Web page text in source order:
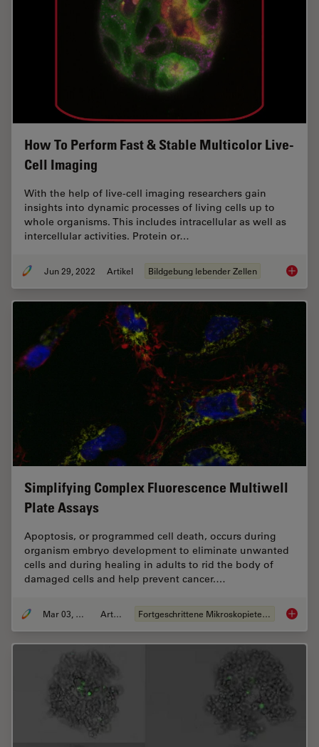
How To Perform Fast & Stable Multicolor Live-
Cell Imaging
With the help of live-cell imaging researchers gain
insights into dynamic processes of living cells up to
whole organisms. This includes intracellular as well as
intercellular activities. Protein or…
Jun 29, 2022 Artikel Bildgebung lebender Zellen How
Simplifying Complex Fluorescence Multiwell
Plate Assays
Apoptosis, or programmed cell death, occurs during
organism embryo development to eliminate unwanted
cells and during healing in adults to rid the body of
damaged cells and help prevent cancer.…
Mar 03, 2022 Artikel Fortgeschrittene Mikroskopietechniken